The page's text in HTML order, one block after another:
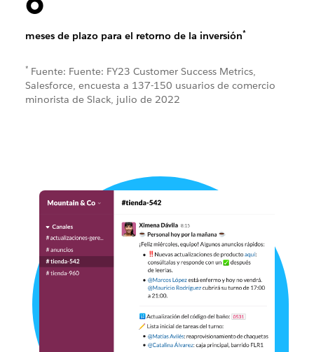
meses de plazo para el retorno de la inversión*
* Fuente: Fuente: FY23 Customer Success Metrics,
Salesforce, encuesta a 137-150 usuarios de comercio
minorista de Slack, julio de 2022